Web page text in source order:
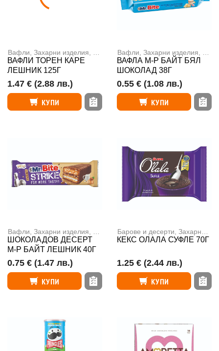
Вафли Захарни изделия, ядки и чипс
ВАФЛИ ТОРЕН КАРЕ
ЛЕШНИК 125Г
1.47 € (2.88 лв.)
КУПИ
Вафли Захарни изделия, ядки и чипс
ВАФЛА М-Р БАЙТ БЯЛ
ШОКОЛАД 38Г
0.55 € (1.08 лв.)
КУПИ
Вафли Захарни изделия, ядки и чипс
ШОКОЛАДОВ ДЕСЕРТ
М-Р БАЙТ ЛЕШНИК 40Г
0.75 € (1.47 лв.)
КУПИ
Барове и десерти Захарни изделия, ядки и чипс
КЕКС ОЛАЛА СУФЛЕ 70Г
1.25 € (2.44 лв.)
КУПИ